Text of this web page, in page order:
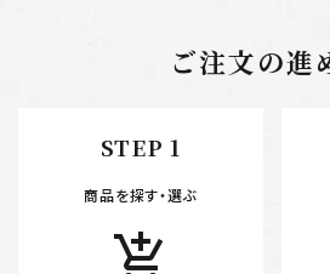
カテゴリー
ご注文の進
STEP 1
商品を探す・選ぶ
add_shopping_cart